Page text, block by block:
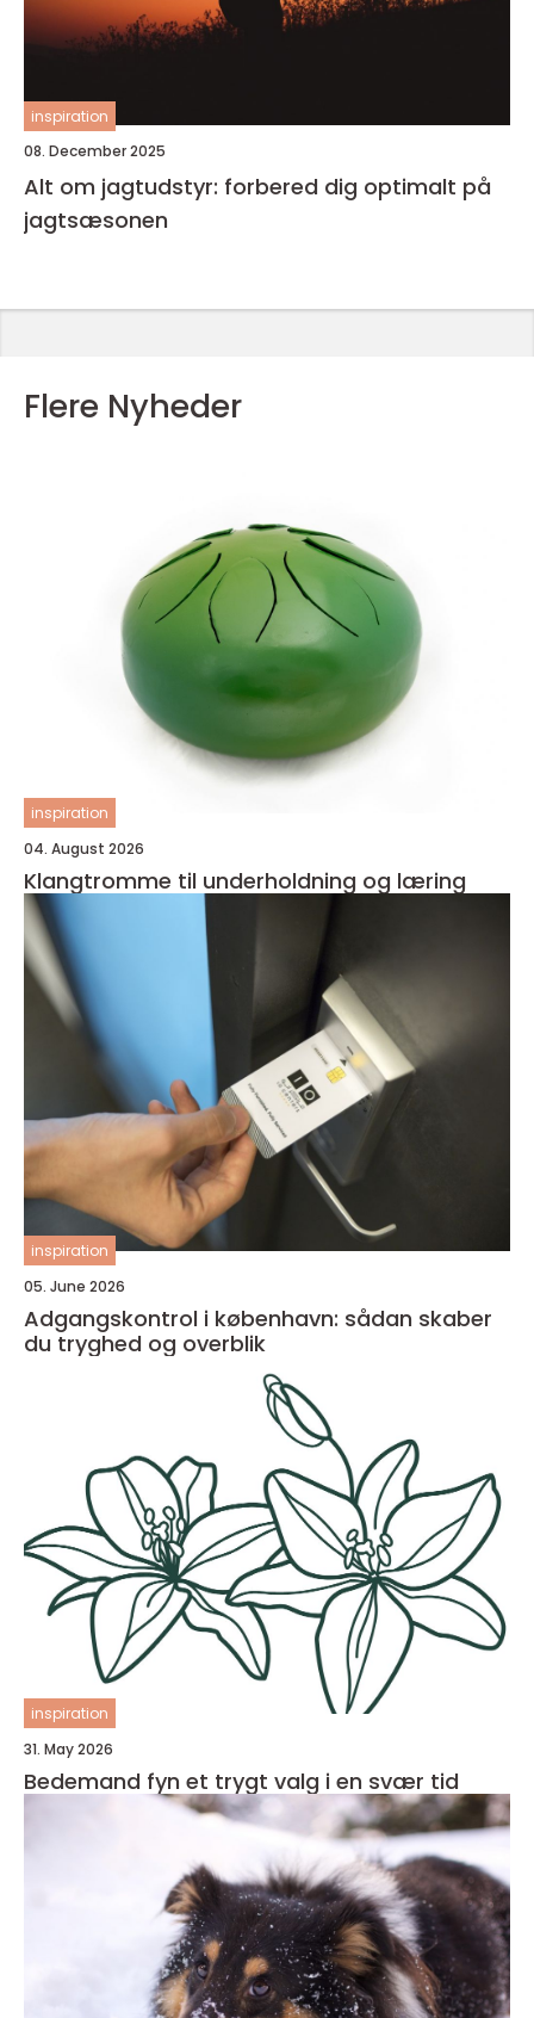
inspiration
08. December 2025
Alt om jagtudstyr: forbered dig optimalt på
jagtsæsonen
Flere Nyheder
inspiration
04. August 2026
Klangtromme til underholdning og læring
inspiration
05. June 2026
Adgangskontrol i københavn: sådan skaber
du tryghed og overblik
inspiration
31. May 2026
Bedemand fyn et trygt valg i en svær tid